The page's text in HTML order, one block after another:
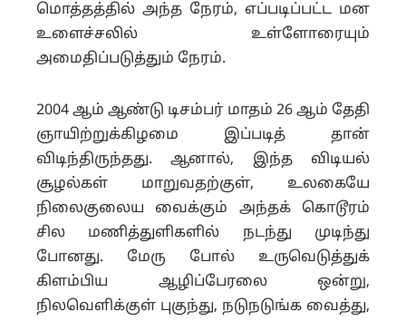
மொத்தத்தில் அந்த நேரம், எப்படிப்பட்ட மன
உளைச்சலில் உள்ளோரையும்
அமைதிப்படுத்தும் நேரம்.
2004 ஆம் ஆண்டு டிசம்பர் மாதம் 26 ஆம் தேதி
ஞாயிற்றுக்கிழமை இப்படித் தான்
விடிந்திருந்தது. ஆனால், இந்த விடியல்
சூழல்கள் மாறுவதற்குள், உலகையே
நிலைகுலைய வைக்கும் அந்தக் கொடூரம்
சில மணித்துளிகளில் நடந்து முடிந்து
போனது. மேரு போல் உருவெடுத்துக்
கிளம்பிய ஆழிப்பேரலை ஒன்று,
நிலவெளிக்குள் புகுந்து, நடுநடுங்க வைத்து,